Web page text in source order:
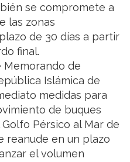
se compromete a
las zonas
de 30 días a partir
final.
Memorando de
Islámica de
medidas para
de buques
Pérsico al Mar de
reanude en un plazo
el volumen